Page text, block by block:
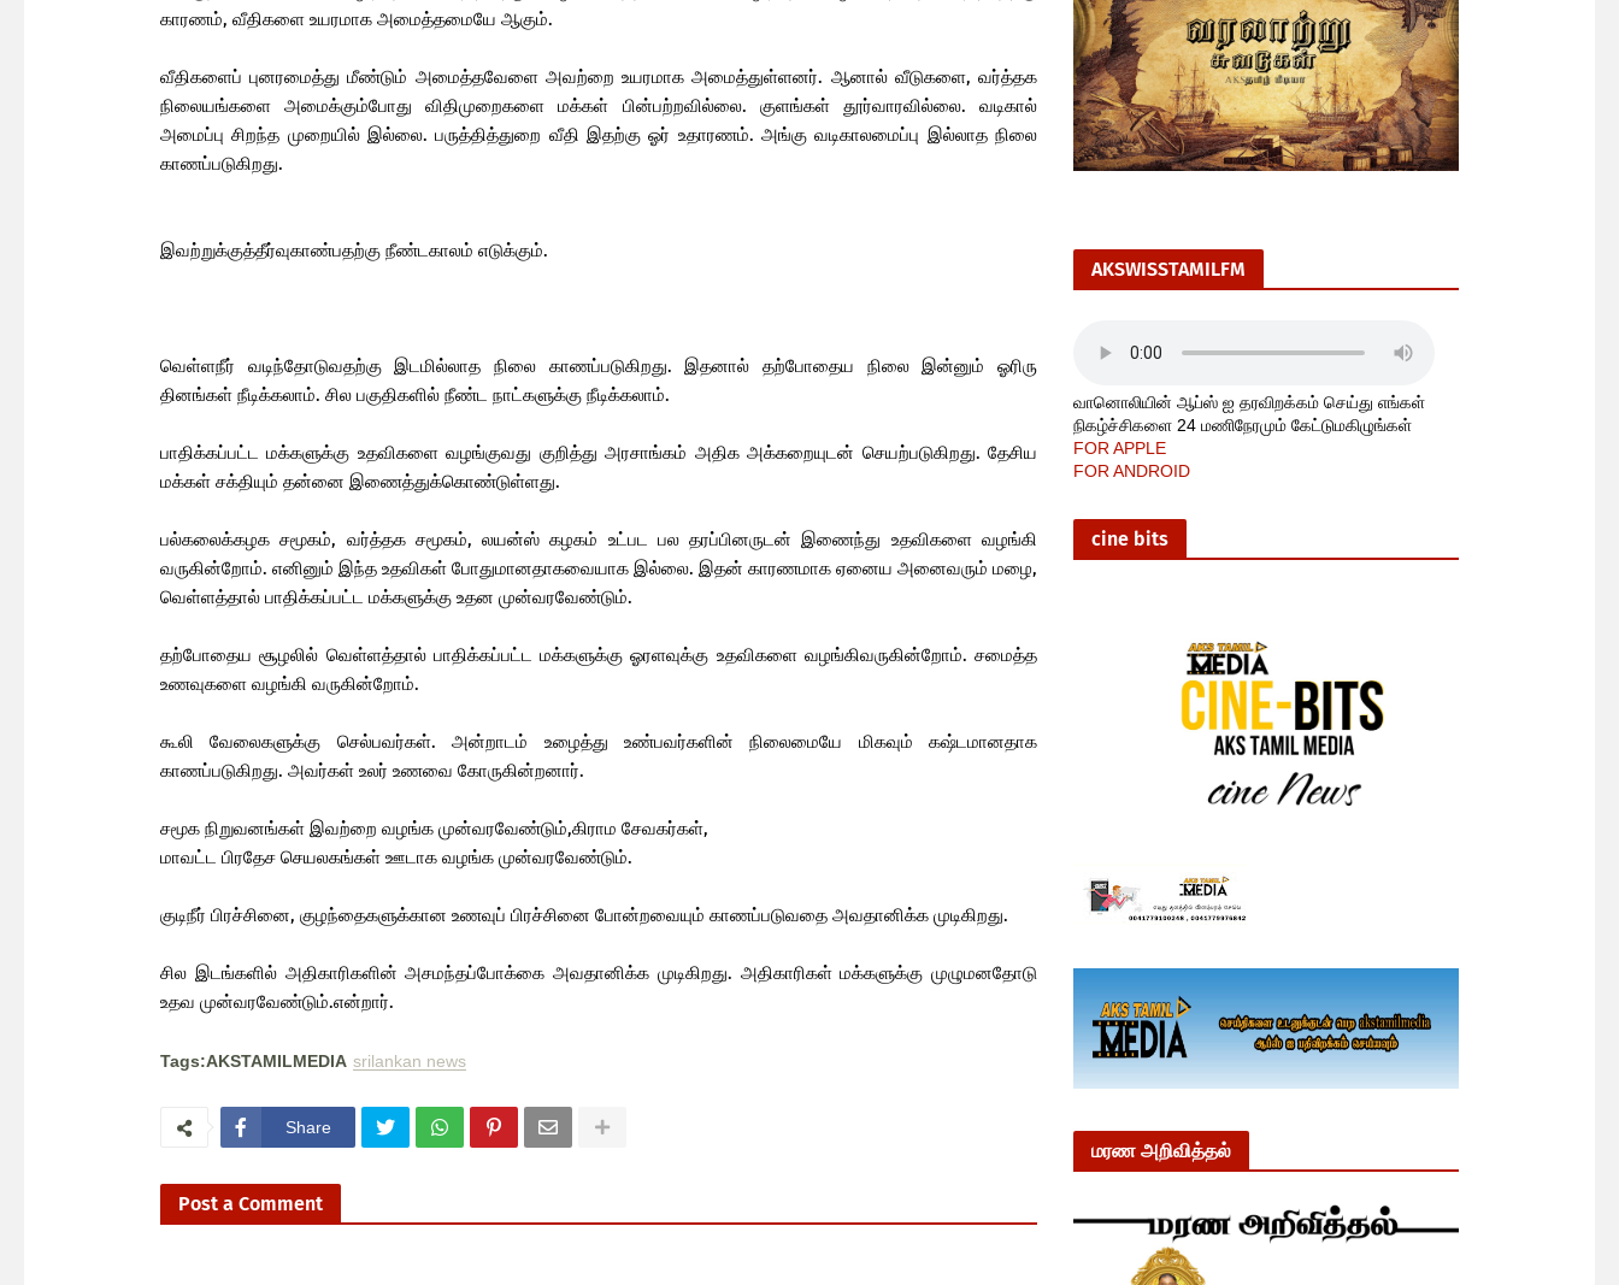
காரணம், வீதிகளை உயரமாக அமைத்தமையே ஆகும்.
வீதிகளைப் புனரமைத்து மீண்டும் அமைத்தவேளை அவற்றை உயரமாக அமைத்துள்ளனர். ஆனால் வீடுகளை, வர்த்தக
நிலையங்களை அமைக்கும்போது விதிமுறைகளை மக்கள் பின்பற்றவில்லை. குளங்கள் தூர்வாரவில்லை. வடிகால்
அமைப்பு சிறந்த முறையில் இல்லை. பருத்தித்துறை வீதி இதற்கு ஓர் உதாரணம். அங்கு வடிகாலமைப்பு இல்லாத நிலை
காணப்படுகிறது.
இவற்றுக்குத்தீர்வுகாண்பதற்கு நீண்டகாலம் எடுக்கும்.
வெள்ளநீர் வடிந்தோடுவதற்கு இடமில்லாத நிலை காணப்படுகிறது. இதனால் தற்போதைய நிலை இன்னும் ஓரிரு
தினங்கள் நீடிக்கலாம். சில பகுதிகளில் நீண்ட நாட்களுக்கு நீடிக்கலாம்.
பாதிக்கப்பட்ட மக்களுக்கு உதவிகளை வழங்குவது குறித்து அரசாங்கம் அதிக அக்கறையுடன் செயற்படுகிறது. தேசிய
மக்கள் சக்தியும் தன்னை இணைத்துக்கொண்டுள்ளது.
பல்கலைக்கழக சமூகம், வர்த்தக சமூகம், லயன்ஸ் கழகம் உட்பட பல தரப்பினருடன் இணைந்து உதவிகளை வழங்கி
வருகின்றோம். எனினும் இந்த உதவிகள் போதுமானதாகவையாக இல்லை. இதன் காரணமாக ஏனைய அனைவரும் மழை,
வெள்ளத்தால் பாதிக்கப்பட்ட மக்களுக்கு உதன முன்வரவேண்டும்.
தற்போதைய சூழலில் வெள்ளத்தால் பாதிக்கப்பட்ட மக்களுக்கு ஓரளவுக்கு உதவிகளை வழங்கிவருகின்றோம். சமைத்த
உணவுகளை வழங்கி வருகின்றோம்.
கூலி வேலைகளுக்கு செல்பவர்கள். அன்றாடம் உழைத்து உண்பவர்களின் நிலைமையே மிகவும் கஷ்டமானதாக
காணப்படுகிறது. அவர்கள் உலர் உணவை கோருகின்றனார்.
சமூக நிறுவனங்கள் இவற்றை வழங்க முன்வரவேண்டும்,கிராம சேவகர்கள்,
மாவட்ட பிரதேச செயலகங்கள் ஊடாக வழங்க முன்வரவேண்டும்.
குடிநீர் பிரச்சினை, குழந்தைகளுக்கான உணவுப் பிரச்சினை போன்றவையும் காணப்படுவதை அவதானிக்க முடிகிறது.
சில இடங்களில் அதிகாரிகளின் அசமந்தப்போக்கை அவதானிக்க முடிகிறது. அதிகாரிகள் மக்களுக்கு முழுமனதோடு
உதவ முன்வரவேண்டும்.என்றார்.
Tags:AKSTAMILMEDIA srilankan news
Share
Post a Comment
AKSWISSTAMILFM
வானொலியின் ஆப்ஸ் ஐ தரவிறக்கம் செய்து எங்கள்
நிகழ்ச்சிகளை 24 மணிநேரமும் கேட்டுமகிழுங்கள்
FOR APPLE
FOR ANDROID
cine bits
மரண அறிவித்தல்